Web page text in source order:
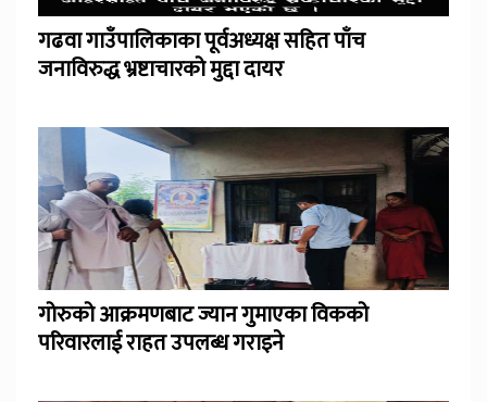
गढवा गाउँपालिकाका पूर्वअध्यक्ष सहित पाँच
जनाविरुद्ध भ्रष्टाचारको मुद्दा दायर
गोरुको आक्रमणबाट ज्यान गुमाएका विकको
परिवारलाई राहत उपलब्ध गराइने